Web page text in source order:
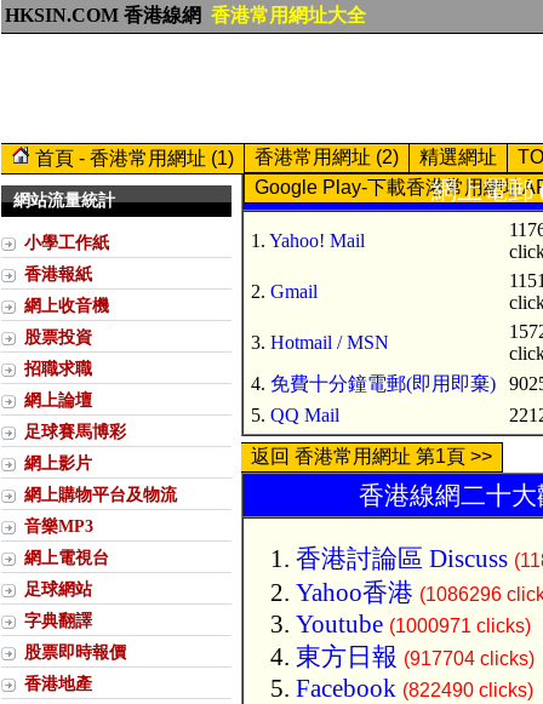
HKSIN.COM 香港線網 香港常用網址大全
首頁 - 香港常用網址 (1) 香港常用網址 (2) 精選網址
Google Play-下載香港常用網址
網站流量統計
小學工作紙
香港報紙
網上收音機
股票投資
招職求職
網上論壇
足球賽馬博彩
網上影片
網上購物平台及物流
音樂MP3
網上電視台
足球網站
字典翻譯
股票即時報價
香港地產
網上電郵
1. Yahoo! Mail
2. Gmail
3. Hotmail / MSN
4. 免費十分鐘電郵(即用即棄)
5. QQ Mail
返回 香港常用網址 第1頁 >>
香港線網二十
香港討論區 Discuss
Yahoo香港 (1086296
Youtube (1000971 clicks)
東方日報 (917704 clicks)
Facebook (822490 clicks)